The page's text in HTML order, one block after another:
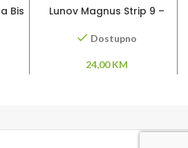
Bis
Lunov Magnus Strip 9 –
umri!
Dostupno
24,00KM